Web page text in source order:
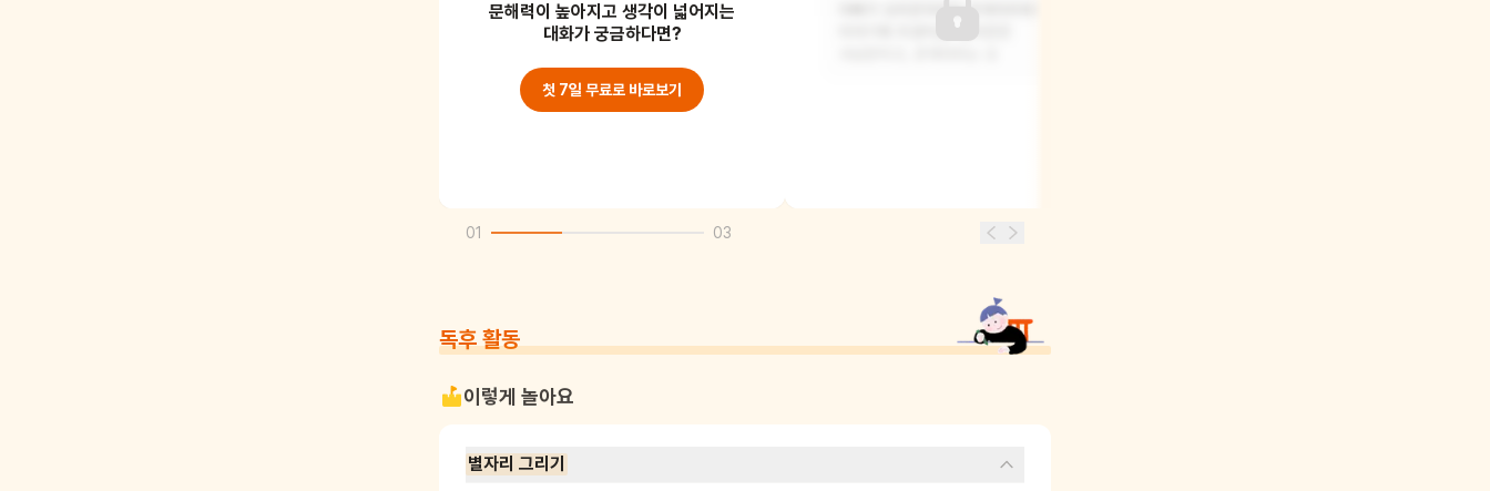
끼어서 별을 볼 수 없게 되었어요.
문해력이 높아지고 생각이 넓어지는
대화가 궁금하다면?
첫 7일 무료로 바로보기
이야기해 주셨어요. 오리온은
01 03
독후 활동
이렇게 놀아요
별자리 그리기